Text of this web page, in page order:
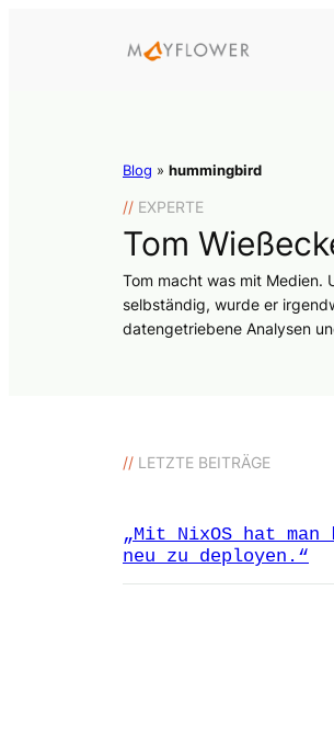
Blog » hummingbird
// EXPERTE
Tom
Tom macht was mit Medien.
selbständig, wurde er
datengetriebene Analysen
// LETZTE BEITRÄGE
„Mit NixOS hat
neu zu deployen.“